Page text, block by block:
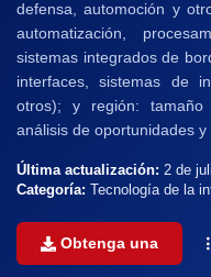
defensa, automoción y
automatización,
sistemas integrados de
interfaces, sistemas de
otros); y región:
análisis de oportunidades
Última actualización: 2 de
Categoría: Tecnología de la
Obtenga una